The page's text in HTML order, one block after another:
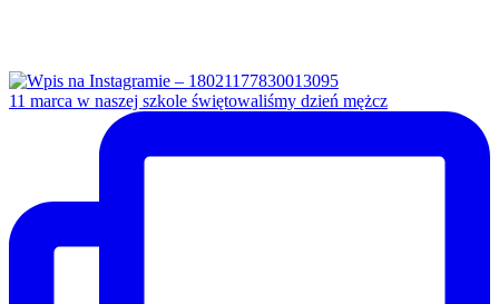
11 marca w naszej szkole świętowaliśmy dzień mężcz